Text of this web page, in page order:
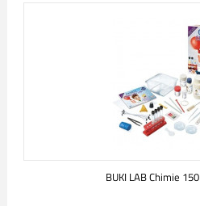
BUKI LAB Chimie